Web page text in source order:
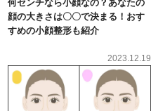
何センチなら小顔なの？あなたの
顔の大きさは〇〇で決まる！おす
すめの小顔整形も紹介
2023.12.19